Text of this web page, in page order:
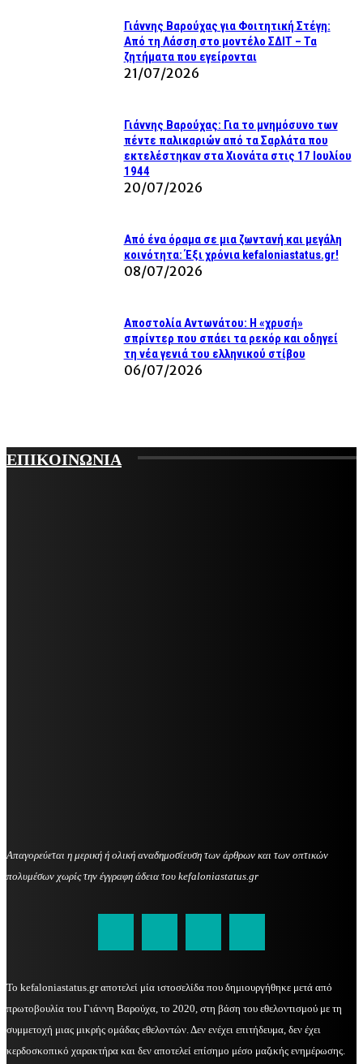
Γιάννης Βαρούχας για Φοιτητική Στέγη:
Από τη Λάσση στο μοντέλο ΣΔΙΤ – Τα
ζητήματα που εγείρονται
21/07/2026
Γιάννης Βαρούχας: Για το μνημόσυνο των
πέντε παλικαριών από τα Σαρλάτα που
εκτελέστηκαν στα Χιονάτα στις 17 Ιουλίου
1944
20/07/2026
Από ένα όραμα σε μια ζωντανή και μεγάλη
κοινότητα: Έξι χρόνια kefaloniastatus.gr!
08/07/2026
Αποστολία Αντωνάτου: Η «χρυσή»
σπρίντερ που σπάει τα ρεκόρ και οδηγεί
τη νέα γενιά του ελληνικού στίβου
06/07/2026
ΕΠΙΚΟΙΝΩΝΙΑ
Απαγορεύεται η μερική ή ολική αναδημοσίευση των άρθρων και των οπτικών
πολυμέσων χωρίς την έγγραφη άδεια του kefaloniastatus.gr
Το kefaloniastatus.gr αποτελεί μία ιστοσελίδα που δημιουργήθηκε μετά από
πρωτοβουλία του Γιάννη Βαρούχα, το 2020, στη βάση του εθελοντισμού με τη
συμμετοχή μιας μικρής ομάδας εθελοντών. Δεν ενέχει επιτήδευμα, δεν έχει
κερδοσκοπικό χαρακτήρα και δεν αποτελεί επίσημο μέσο μαζικής ενημέρωσης.